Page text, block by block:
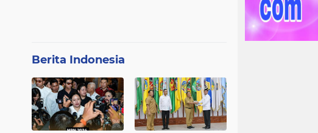
Berita Indonesia